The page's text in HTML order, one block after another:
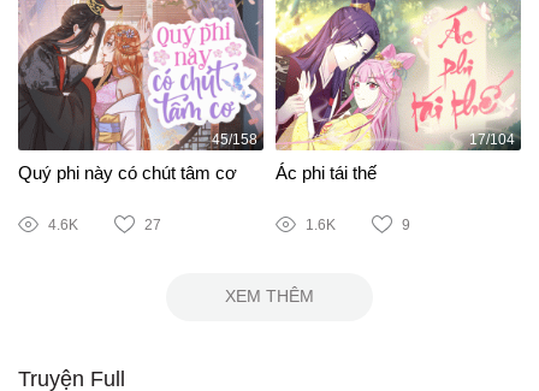
45/158
Quý phi này có chút tâm cơ
4.6K 27
17/104
Ác phi tái thế
1.6K 9
XEM THÊM
Truyện Full